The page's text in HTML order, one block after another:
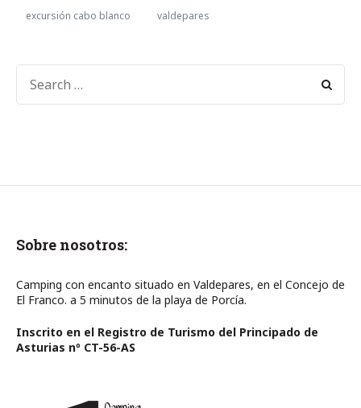
excursión cabo blanco valdepares
SEARCH
FOR:
Sobre nosotros:
Camping con encanto situado en Valdepares, en el Concejo de
El Franco. a 5 minutos de la playa de Porcía.
Inscrito en el Registro de Turismo del Principado de
Asturias nº CT-56-AS